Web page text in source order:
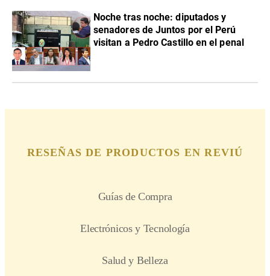
Noche tras noche: diputados y
senadores de Juntos por el Perú
visitan a Pedro Castillo en el penal